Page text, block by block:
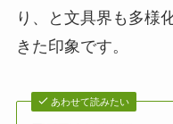
り、と文具界も多様
きた印象です。
あわせて読みたい